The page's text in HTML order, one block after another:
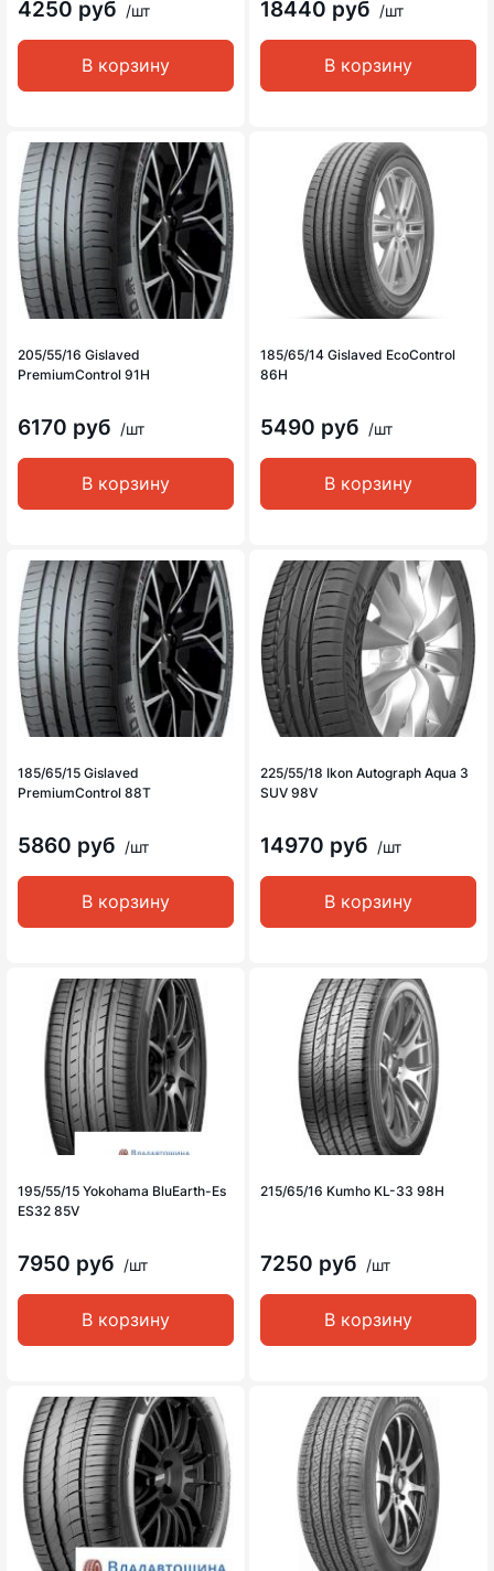
4250 руб /шт
В корзину
18440 руб /шт
В корзину
205/55/16 Gislaved
PremiumControl 91H
6170 руб /шт
В корзину
185/65/14 Gislaved EcoControl
86H
5490 руб /шт
В корзину
185/65/15 Gislaved
PremiumControl 88T
5860 руб /шт
В корзину
225/55/18 Ikon Autograph Aqua 3
SUV 98V
14970 руб /шт
В корзину
195/55/15 Yokohama BluEarth-Es
ES32 85V
7950 руб /шт
В корзину
215/65/16 Kumho KL-33 98H
7250 руб /шт
В корзину